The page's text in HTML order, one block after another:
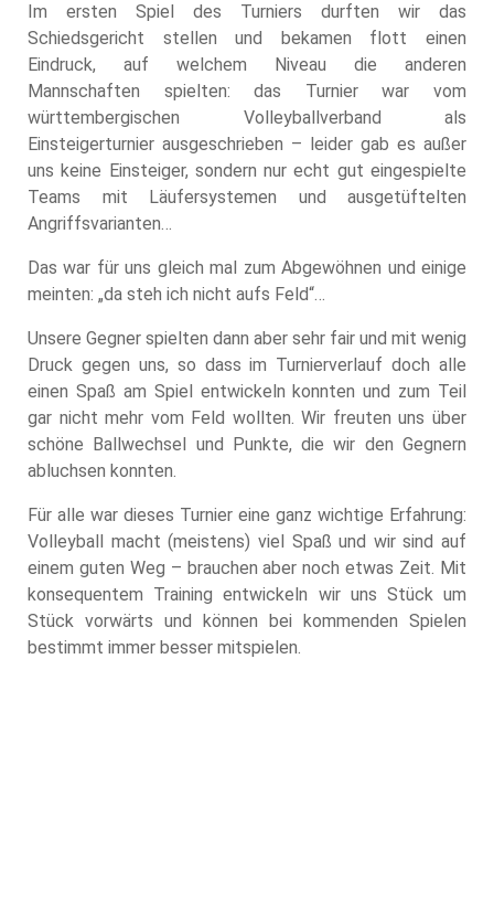
Im ersten Spiel des Turniers durften wir das
Schiedsgericht stellen und bekamen flott einen
Eindruck, auf welchem Niveau die anderen
Mannschaften spielten: das Turnier war vom
württembergischen Volleyballverband als
Einsteigerturnier ausgeschrieben – leider gab es außer
uns keine Einsteiger, sondern nur echt gut eingespielte
Teams mit Läufersystemen und ausgetüftelten
Angriffsvarianten…
Das war für uns gleich mal zum Abgewöhnen und einige
meinten: „da steh ich nicht aufs Feld“…
Unsere Gegner spielten dann aber sehr fair und mit wenig
Druck gegen uns, so dass im Turnierverlauf doch alle
einen Spaß am Spiel entwickeln konnten und zum Teil
gar nicht mehr vom Feld wollten. Wir freuten uns über
schöne Ballwechsel und Punkte, die wir den Gegnern
abluchsen konnten.
Für alle war dieses Turnier eine ganz wichtige Erfahrung:
Volleyball macht (meistens) viel Spaß und wir sind auf
einem guten Weg – brauchen aber noch etwas Zeit. Mit
konsequentem Training entwickeln wir uns Stück um
Stück vorwärts und können bei kommenden Spielen
bestimmt immer besser mitspielen.